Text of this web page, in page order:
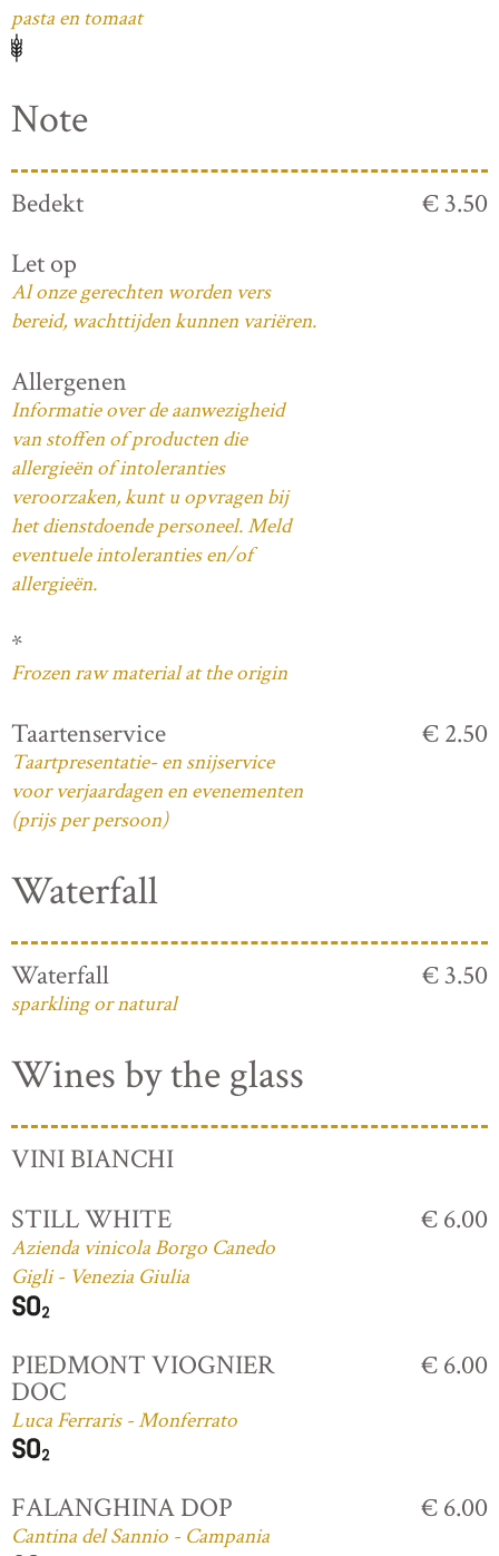
pasta en tomaat
Note
Bedekt
€ 3.50
Let op
Al onze gerechten worden vers
bereid, wachttijden kunnen variëren.
Allergenen
Informatie over de aanwezigheid
van stoffen of producten die
allergieën of intoleranties
veroorzaken, kunt u opvragen bij
het dienstdoende personeel. Meld
eventuele intoleranties en/of
allergieën.
*
Frozen raw material at the origin
Taartenservice
Taartpresentatie- en snijservice
voor verjaardagen en evenementen
(prijs per persoon)
€ 2.50
Waterfall
Waterfall
sparkling or natural
€ 3.50
Wines by the glass
VINI BIANCHI
STILL WHITE
Azienda vinicola Borgo Canedo
Gigli - Venezia Giulia
€ 6.00
PIEDMONT VIOGNIER
DOC
Luca Ferraris - Monferrato
€ 6.00
FALANGHINA DOP
Cantina del Sannio - Campania
€ 6.00